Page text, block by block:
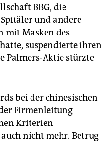
BBG, die
und andere
mit Masken des
suspendierte ihren
Palmers-Aktie stürzte
bei der chinesischen
Firmenleitung
Kriterien
nicht mehr. Betrug